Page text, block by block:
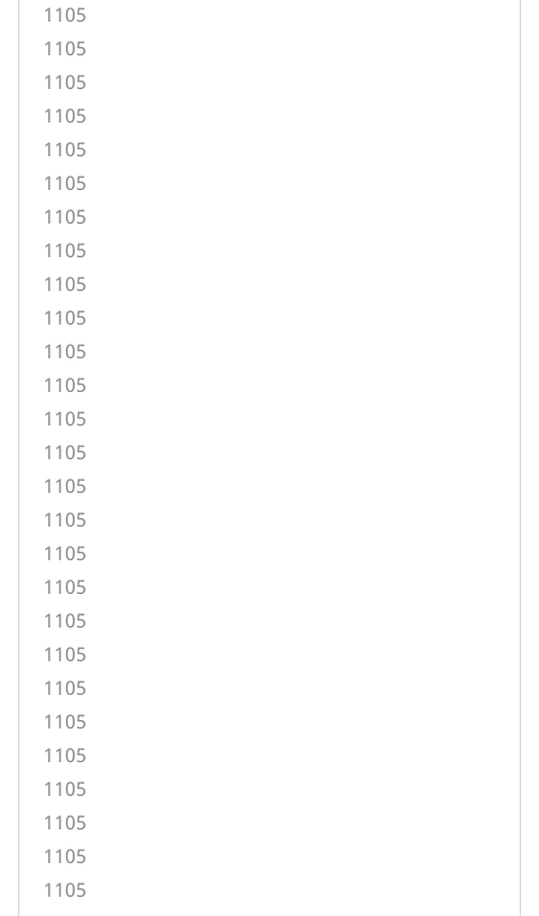
1105
1105
1105
1105
1105
1105
1105
1105
1105
1105
1105
1105
1105
1105
1105
1105
1105
1105
1105
1105
1105
1105
1105
1105
1105
1105
1105